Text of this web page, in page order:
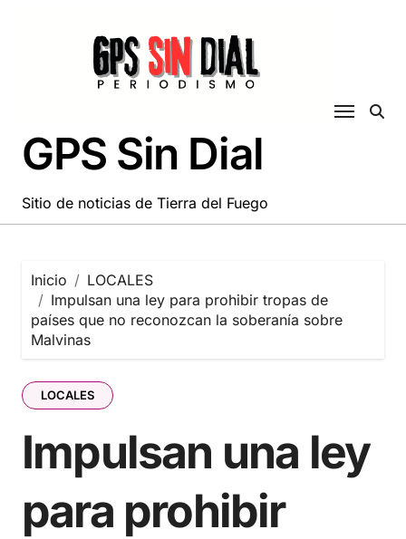
GPS Sin Dial
Sitio de noticias de Tierra del Fuego
Inicio
LOCALES
Impulsan una ley para prohibir tropas de
países que no reconozcan la soberanía sobre
Malvinas
LOCALES
Impulsan una ley
para prohibir